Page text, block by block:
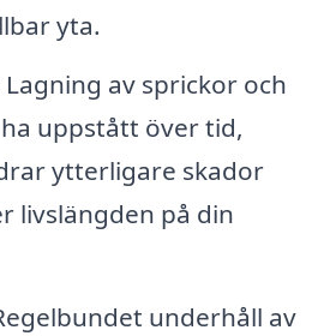
yta.
Lagning av sprickor och
uppstått över tid,
ytterligare skador
livslängden på din
underhåll av